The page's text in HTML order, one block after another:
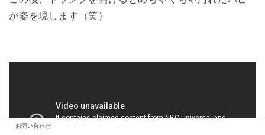
が姿を現します（笑）
お問い合わせ